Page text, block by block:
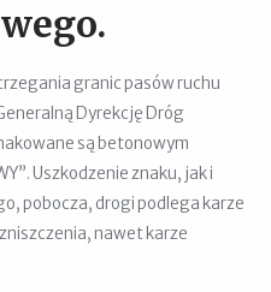
granic pasów ruchu
Dyrekcję Dróg
są betonowym
Uszkodzenie znaku, jak i
pobocza, drogi podlega karze
nawet karze